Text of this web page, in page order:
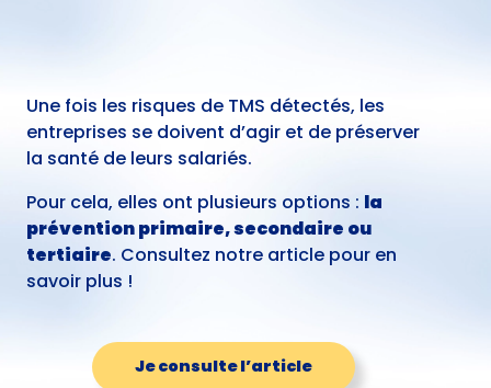
Une fois les risques de TMS détectés, les
entreprises se doivent d’agir et de préserver
la santé de leurs salariés.
Pour cela, elles ont plusieurs options : la
prévention primaire, secondaire ou
tertiaire. Consultez notre article pour en
savoir plus !
Je consulte l’article